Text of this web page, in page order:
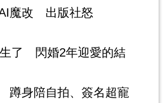
魔改 出版社怒
了 閃婚2年迎愛的結
蹲身陪自拍、簽名超寵